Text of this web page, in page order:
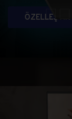
ÖZELLEŞTİR